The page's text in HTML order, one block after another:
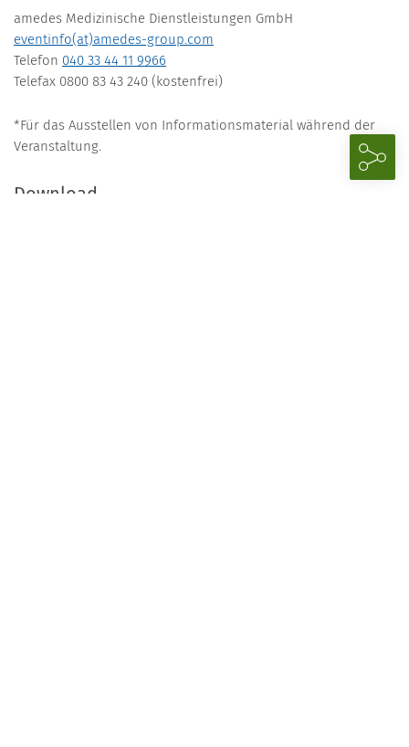
amedes Medizinische Dienstleistungen GmbH
eventinfo(at)amedes-group.com
Telefon 040 33 44 11 9966
Telefax 0800 83 43 240 (kostenfrei)
*Für das Ausstellen von Informationsmaterial während der
Veranstaltung.
Download